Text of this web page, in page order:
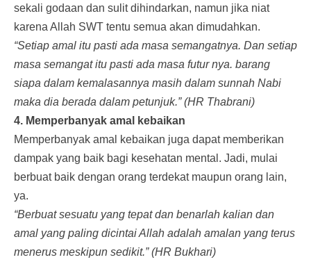
sekali godaan dan sulit dihindarkan, namun jika niat
karena Allah SWT tentu semua akan dimudahkan.
“Setiap amal itu pasti ada masa semangatnya. Dan setiap
masa semangat itu pasti ada masa futur nya. barang
siapa dalam kemalasannya masih dalam sunnah Nabi
maka dia berada dalam petunjuk.” (HR Thabrani)
4. Memperbanyak amal kebaikan
Memperbanyak amal kebaikan juga dapat memberikan
dampak yang baik bagi kesehatan mental. Jadi, mulai
berbuat baik dengan orang terdekat maupun orang lain,
ya.
“Berbuat sesuatu yang tepat dan benarlah kalian dan
amal yang paling dicintai Allah adalah amalan yang terus
menerus meskipun sedikit.” (HR Bukhari)